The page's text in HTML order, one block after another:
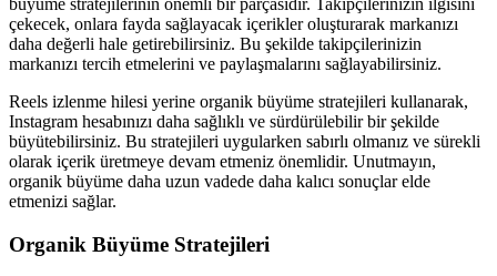
büyüme stratejilerinin önemli bir parçasıdır. Takipçilerinizin ilgisini
çekecek, onlara fayda sağlayacak içerikler oluşturarak markanızı
daha değerli hale getirebilirsiniz. Bu şekilde takipçilerinizin
markanızı tercih etmelerini ve paylaşmalarını sağlayabilirsiniz.
Reels izlenme hilesi yerine organik büyüme stratejileri kullanarak,
Instagram hesabınızı daha sağlıklı ve sürdürülebilir bir şekilde
büyütebilirsiniz. Bu stratejileri uygularken sabırlı olmanız ve sürekli
olarak içerik üretmeye devam etmeniz önemlidir. Unutmayın,
organik büyüme daha uzun vadede daha kalıcı sonuçlar elde
etmenizi sağlar.
Organik Büyüme Stratejileri